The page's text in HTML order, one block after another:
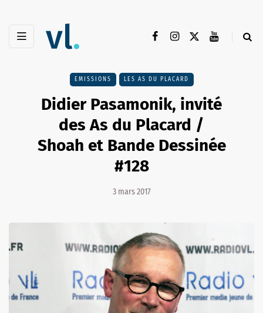
EMISSIONS LES AS DU PLACARD
Didier Pasamonik, invité
des As du Placard /
Shoah et Bande Dessinée
#128
3 mars 2017